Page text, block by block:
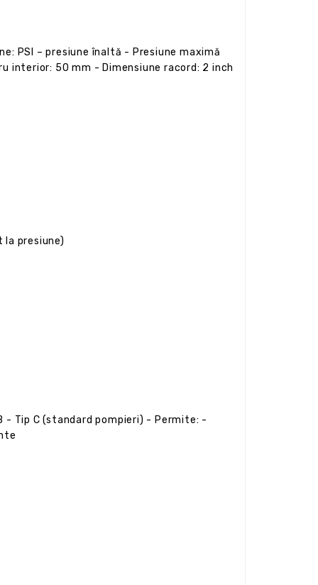
PSI – presiune înaltă - Presiune maximă
interior: 50 mm - Dimensiune racord: 2 inch
presiune)
Tip C (standard pompieri) - Permite: -